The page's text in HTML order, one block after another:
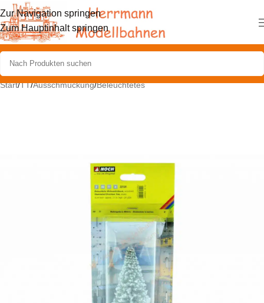
Zur Navigation springen
Zum Hauptinhalt springen
Start/TT/Ausschmückung/Beleuchtetes